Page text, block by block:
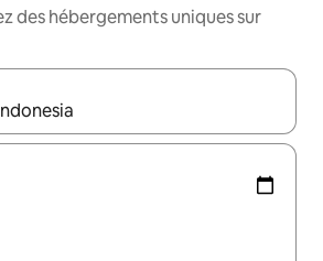
des hébergements uniques sur
s'affichent, utilisez les flèches vers le